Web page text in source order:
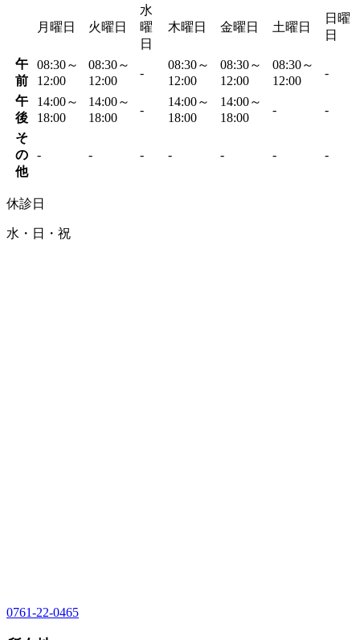
月曜日 火曜日
水
曜
日
木曜日 金曜日 土曜日
日曜
日
午
前
08:30～
12:00
08:30～
12:00
-
08:30～
12:00
08:30～
12:00
08:30～
12:00
-
午
後
14:00～
18:00
14:00～
18:00
-
14:00～
18:00
14:00～
18:00
- -
そ
の
他
- - - - - - -
休診日
水・日・祝
0761-22-0465